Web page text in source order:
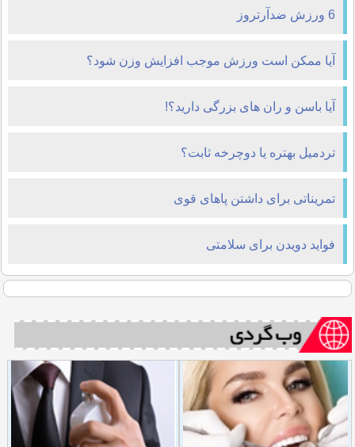
6 ورزش ضدآرتروز
آيا ممكن است ورزش موجب افزايش وزن شود؟
آیا باسن و ران های بزرگی دارید؟!
تردمیل بهتره یا دوچرخه ثابت؟
تمریناتی برای داشتن پاهای قوی
فواید دویدن برای سلامتی